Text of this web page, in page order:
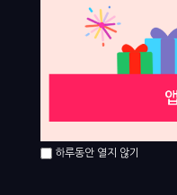
하루동안 열지 않기